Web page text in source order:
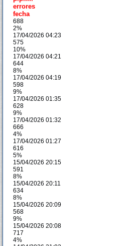
errores
fecha
688
2%
17/04/2026 04:23
575
10%
17/04/2026 04:21
644
8%
17/04/2026 04:19
598
9%
17/04/2026 01:35
628
9%
17/04/2026 01:32
666
4%
17/04/2026 01:27
616
5%
15/04/2026 20:15
591
8%
15/04/2026 20:11
634
8%
15/04/2026 20:09
568
9%
15/04/2026 20:08
717
4%